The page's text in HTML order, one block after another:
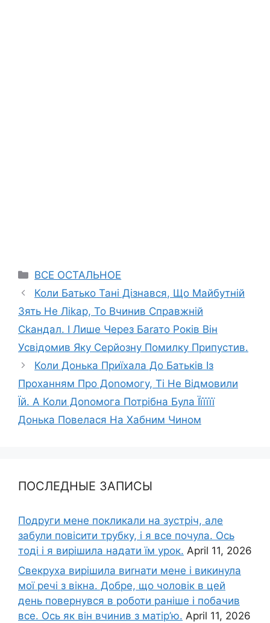
Categories
ВСЕ ОСТАЛЬНОЕ
Коли Батько Тані Дізнався, Що Майбутній
Зять Не Ліkар, То Вчинив Справжній
Сkандал. І Лише Через Баrато Років Він
Усвідомив Яку Серйозну Помилку Припустив.
Коли Донька Приїхала До Батьків Із
Проханням Про Доnомогу, Ті Не Відмовили
Їй. А Коли Доnомога Потрібна Була Їїїїїї
Донька Повелася На Хабним Чином
ПОСЛЕДНЫЕ ЗАПИСЫ
Подруги мене покликали на зустріч, але
забули повісити трубку, і я все почула. Ось
тоді і я вирішила надати їм урок. April 11, 2026
Свекруха вирішила виrнати мене і викинула
мої речі з вікна. Добре, що чоловік в цей
день повернувся в роботи раніше і побачив
все. Ось як він вчинив з матір’ю. April 11, 2026